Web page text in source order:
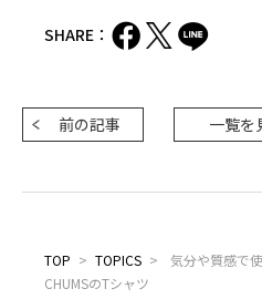
SHARE：
前の記事 一覧を
TOP > TOPICS >
気分や質感で
CHUMSのTシャツ